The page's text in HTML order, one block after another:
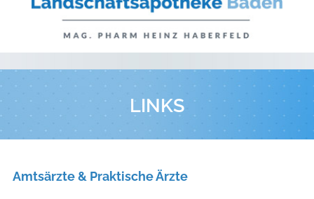
▼
LINKS
Amtsärzte & Praktische Ärzte